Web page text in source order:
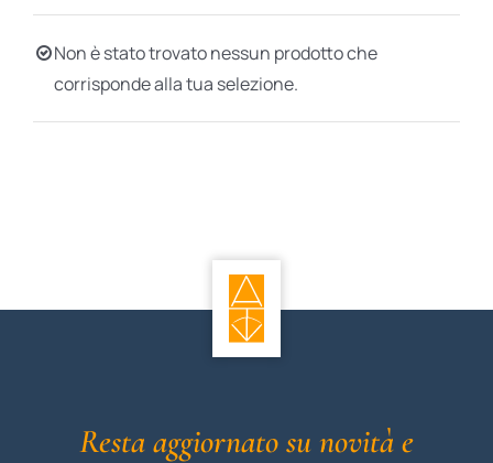
BIOGRAFIE
ATTUALITÀ
Non è stato trovato nessun prodotto che
corrisponde alla tua selezione.
Resta aggiornato su novità e